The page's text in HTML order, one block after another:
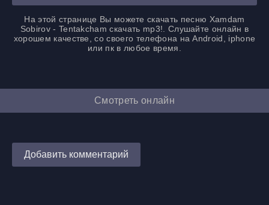
На этой странице Вы можетескачать песню Xamdam
Sobirov - Tentakcham скачать mp3!. Слушайте онлайн в
хорошем качестве, со своего телефона на Android, iphone
или пк в любое время.
Смотреть онлайн
Добавить комментарий